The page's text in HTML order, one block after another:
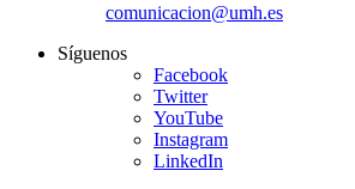
comunicacion@umh.es
Síguenos
Facebook
Twitter
YouTube
Instagram
LinkedIn